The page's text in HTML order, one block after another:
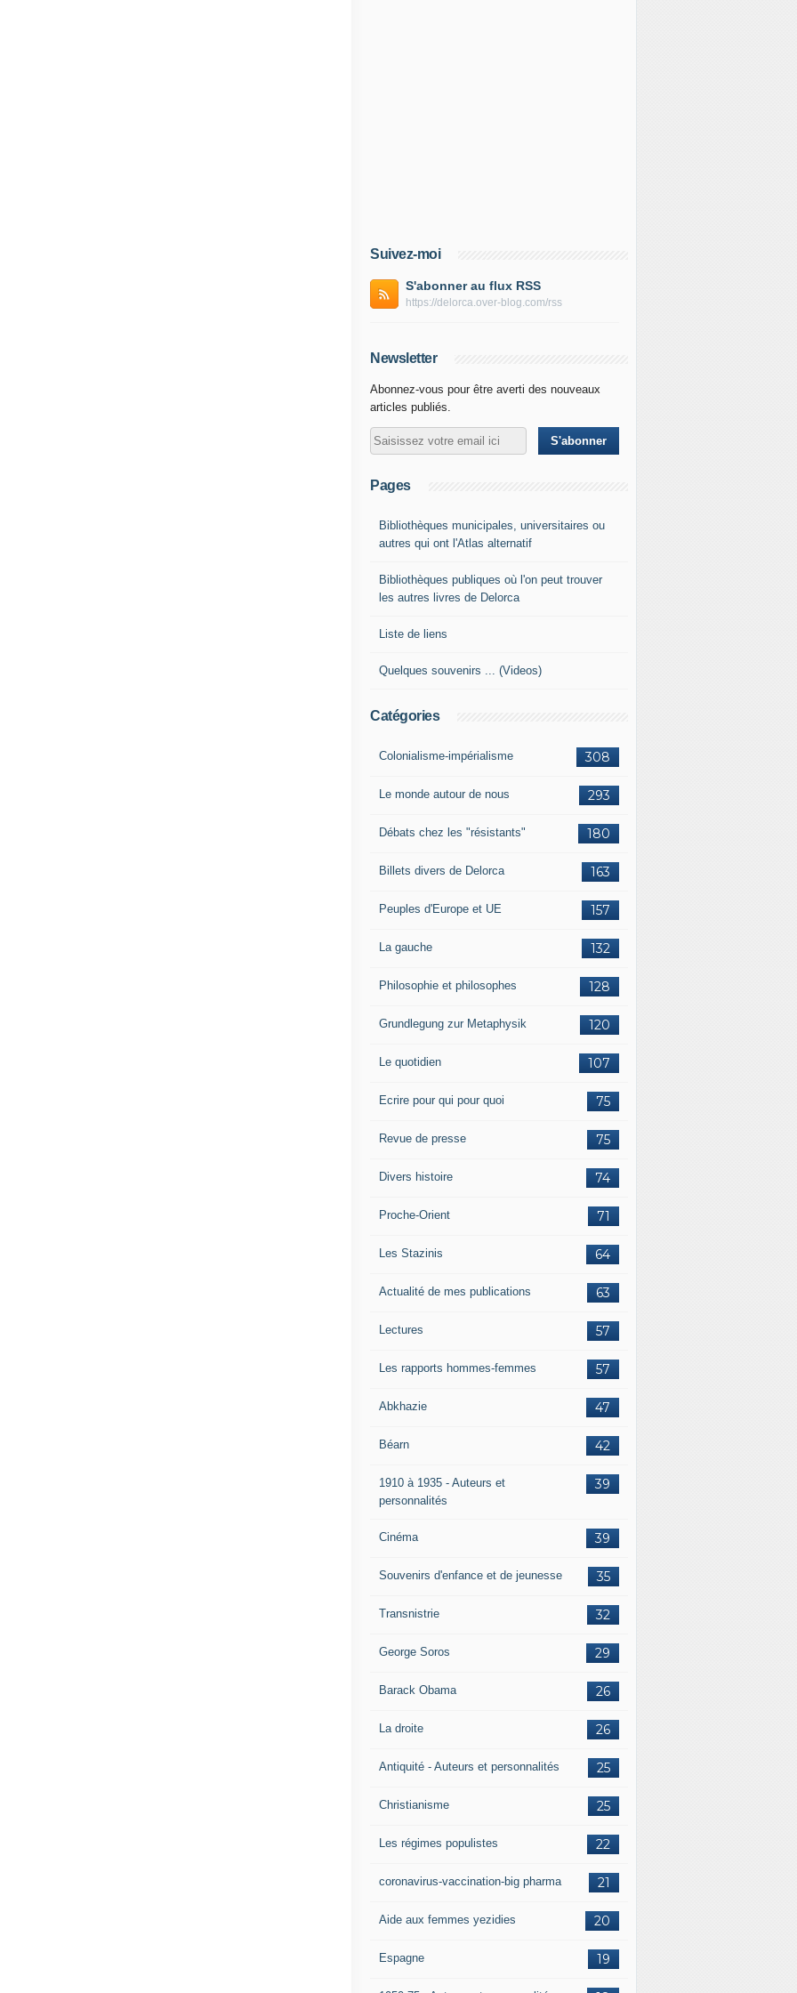
Suivez-moi
S'abonner au flux RSS
https://delorca.over-blog.com/rss
Newsletter
Abonnez-vous pour être averti des nouveaux
articles publiés.
Pages
Bibliothèques municipales, universitaires ou
autres qui ont l'Atlas alternatif
Bibliothèques publiques où l'on peut trouver
les autres livres de Delorca
Liste de liens
Quelques souvenirs ... (Videos)
Catégories
308
Colonialisme-impérialisme
293
Le monde autour de nous
180
Débats chez les "résistants"
163
Billets divers de Delorca
157
Peuples d'Europe et UE
132
La gauche
128
Philosophie et philosophes
120
Grundlegung zur Metaphysik
107
Le quotidien
75
Ecrire pour qui pour quoi
75
Revue de presse
74
Divers histoire
71
Proche-Orient
64
Les Stazinis
63
Actualité de mes publications
57
Lectures
57
Les rapports hommes-femmes
47
Abkhazie
42
Béarn
39
1910 à 1935 - Auteurs et
personnalités
39
Cinéma
35
Souvenirs d'enfance et de jeunesse
32
Transnistrie
29
George Soros
26
Barack Obama
26
La droite
25
Antiquité - Auteurs et personnalités
25
Christianisme
22
Les régimes populistes
21
coronavirus-vaccination-big pharma
20
Aide aux femmes yezidies
19
Espagne